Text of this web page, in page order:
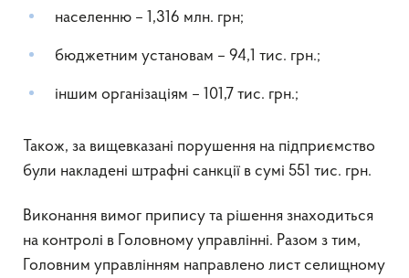
населенню – 1,316 млн. грн;
бюджетним установам – 94,1 тис. грн.;
іншим організаціям – 101,7 тис. грн.;
Також, за вищевказані порушення на підприємство
були накладені штрафні санкції в сумі 551 тис. грн.
Виконання вимог припису та рішення знаходиться
на контролі в Головному управлінні. Разом з тим,
Головним управлінням направлено лист селищному